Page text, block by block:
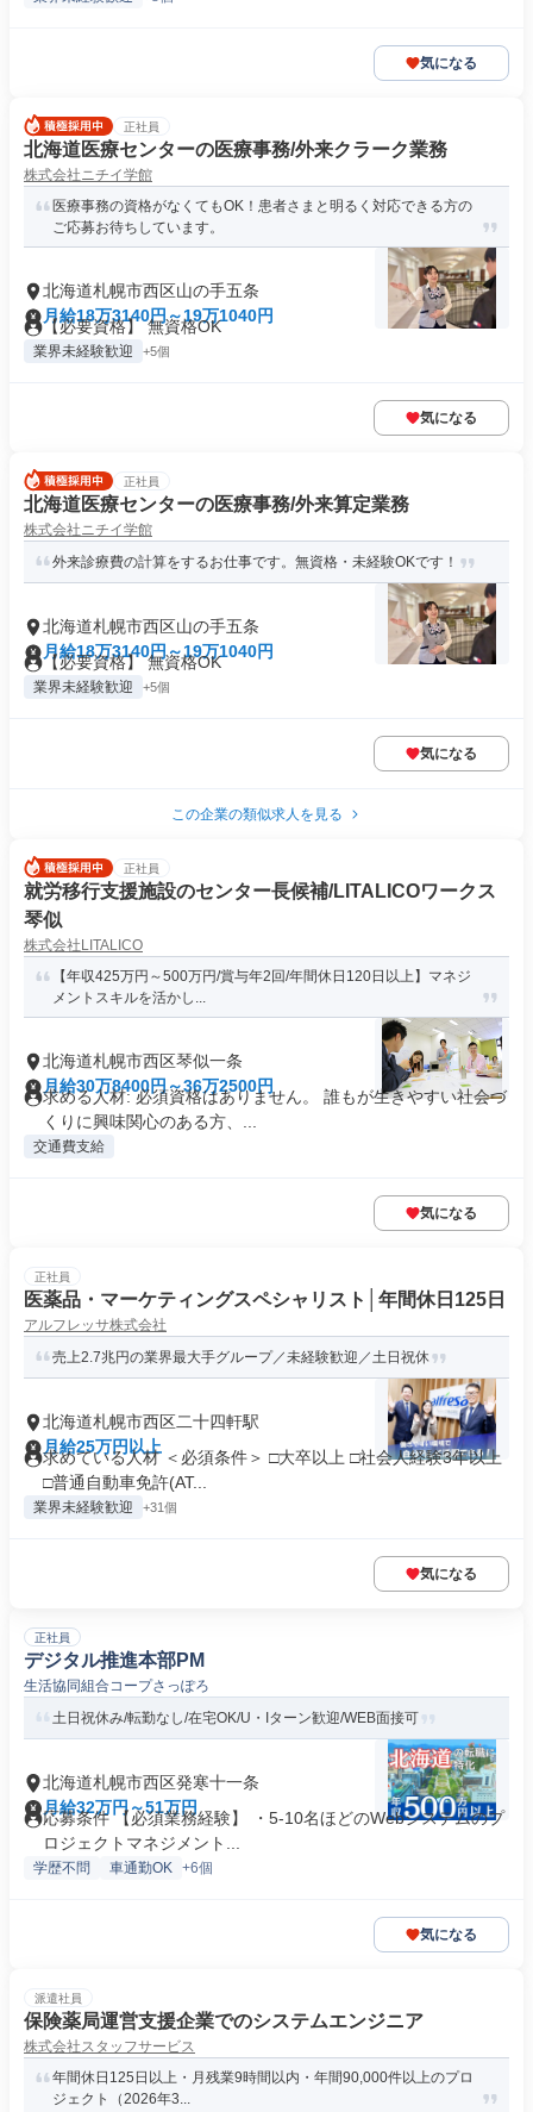
気になる
正社員
北海道医療センターの医療事務/外来クラーク業務
株式会社ニチイ学館
医療事務の資格がなくてもOK！患者さまと明るく対応できる方の
ご応募お待ちしています。
北海道札幌市西区山の手五条
月給18万3140円～19万1040円
【必要資格】 無資格OK
業界未経験歓迎 +5個
気になる
正社員
北海道医療センターの医療事務/外来算定業務
株式会社ニチイ学館
外来診療費の計算をするお仕事です。無資格・未経験OKです！
北海道札幌市西区山の手五条
月給18万3140円～19万1040円
【必要資格】 無資格OK
業界未経験歓迎 +5個
気になる
この企業の類似求人を見る
正社員
就労移行支援施設のセンター長候補/LITALICOワークス
琴似
株式会社LITALICO
【年収425万円～500万円/賞与年2回/年間休日120日以上】マネジ
メントスキルを活かし...
北海道札幌市西区琴似一条
月給30万8400円～36万2500円
求める人材: 必須資格はありません。 誰もが生きやすい社会づ
くりに興味関心のある方、...
交通費支給
気になる
正社員
医薬品・マーケティングスペシャリスト│年間休日125日
アルフレッサ株式会社
売上2.7兆円の業界最大手グループ／未経験歓迎／土日祝休
北海道札幌市西区二十四軒駅
月給25万円以上
求めている人材 ＜必須条件＞ □大卒以上 □社会人経験3年以上
□普通自動車免許(AT...
業界未経験歓迎 +31個
気になる
正社員
デジタル推進本部PM
生活協同組合コープさっぽろ
土日祝休み/転勤なし/在宅OK/U・Iターン歓迎/WEB面接可
北海道札幌市西区発寒十一条
月給32万円～51万円
応募条件 【必須業務経験】 ・5-10名ほどのWebシステムのプ
ロジェクトマネジメント...
学歴不問 車通勤OK +6個
気になる
派遣社員
保険薬局運営支援企業でのシステムエンジニア
株式会社スタッフサービス
年間休日125日以上・月残業9時間以内・年間90,000件以上のプロ
ジェクト（2026年3...